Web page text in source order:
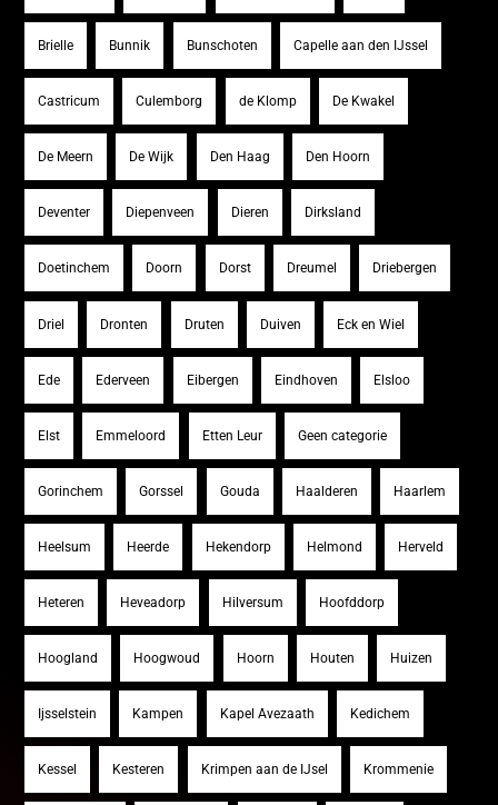
Brielle Bunnik Bunschoten Capelle aan den IJssel
Castricum Culemborg de Klomp De Kwakel
De Meern De Wijk Den Haag Den Hoorn
Deventer Diepenveen Dieren Dirksland
Doetinchem Doorn Dorst Dreumel Driebergen
Driel Dronten Druten Duiven Eck en Wiel
Ede Ederveen Eibergen Eindhoven Elsloo
Elst Emmeloord Etten Leur Geen categorie
Gorinchem Gorssel Gouda Haalderen Haarlem
Heelsum Heerde Hekendorp Helmond Herveld
Heteren Heveadorp Hilversum Hoofddorp
Hoogland Hoogwoud Hoorn Houten Huizen
Ijsselstein Kampen Kapel Avezaath Kedichem
Kessel Kesteren Krimpen aan de IJsel Krommenie